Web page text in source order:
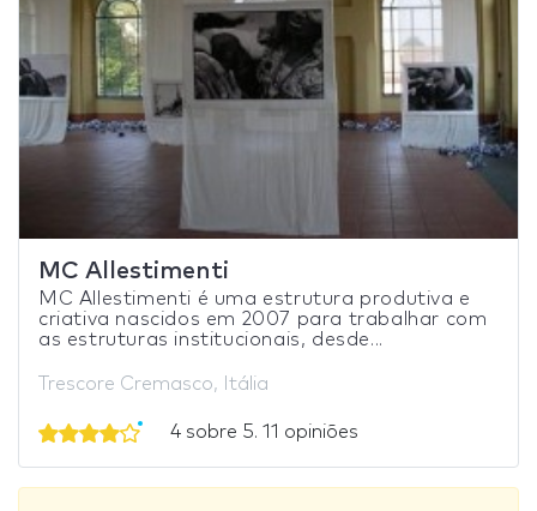
MC Allestimenti
MC Allestimenti é uma estrutura produtiva e
criativa nascidos em 2007 para trabalhar com
as estruturas institucionais, desde...
Trescore Cremasco, Itália
4 sobre 5. 11 opiniões